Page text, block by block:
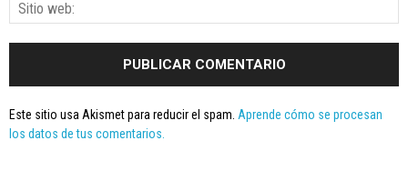
Este sitio usa Akismet para reducir el spam. Aprende cómo se procesan
los datos de tus comentarios.